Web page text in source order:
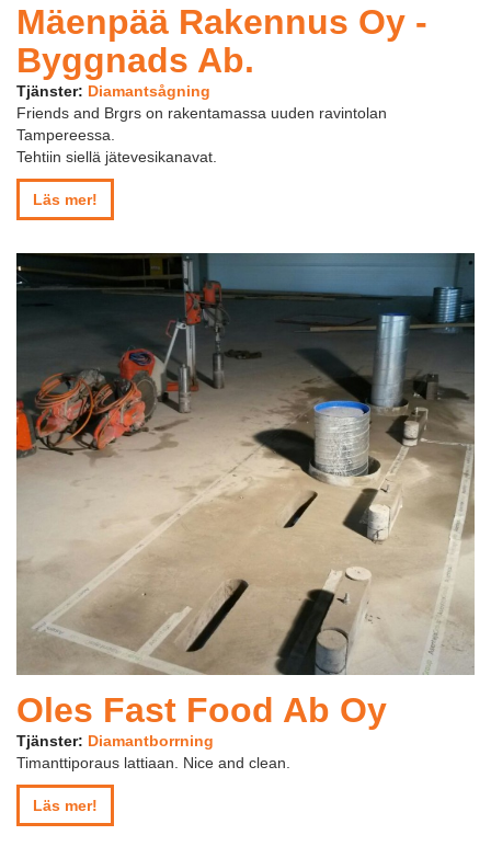
Mäenpää Rakennus Oy -
Byggnads Ab.
Tjänster: Diamantsågning
Friends and Brgrs on rakentamassa uuden ravintolan
Tampereessa.
Tehtiin siellä jätevesikanavat.
Läs mer!
Oles Fast Food Ab Oy
Tjänster: Diamantborrning
Timanttiporaus lattiaan. Nice and clean.
Läs mer!